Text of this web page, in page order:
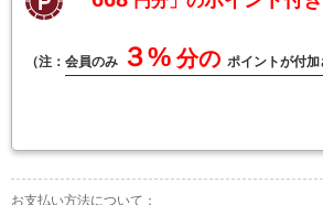
（注： 会員のみ ３% 分の ポイントが付加
お支払い方法について：